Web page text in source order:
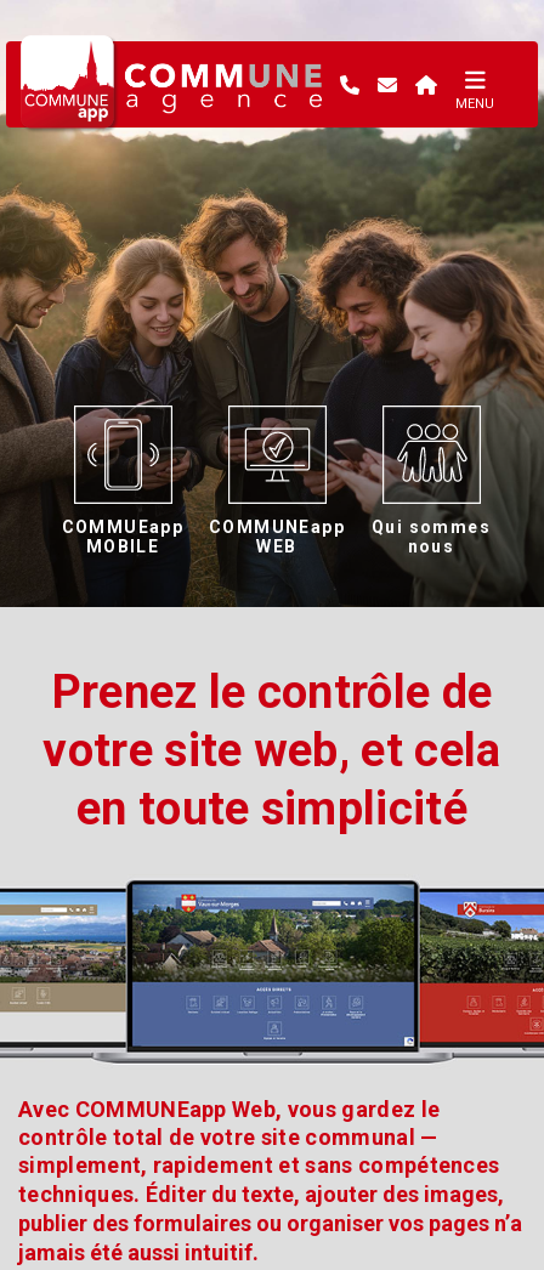
MENU
COMMUEapp
MOBILE
COMMUNEapp
WEB
Qui sommes
nous
Prenez le contrôle de
votre site web, et cela
en toute simplicité
Avec COMMUNEapp Web, vous gardez le
contrôle total de votre site communal —
simplement, rapidement et sans compétences
techniques. Éditer du texte, ajouter des images,
publier des formulaires ou organiser vos pages n’a
jamais été aussi intuitif.